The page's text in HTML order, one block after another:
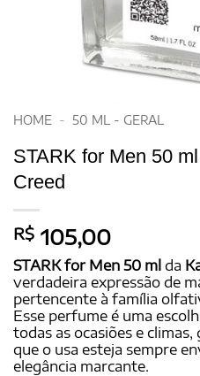
HOME - 50 ML - GERAL
STARK for Men 50
Creed
R$ 105,00
STARK for Men 50 ml da
verdadeira expressão de
pertencente à família
Esse perfume é uma
todas as ocasiões e
que o usa esteja sempre
elegância marcante.